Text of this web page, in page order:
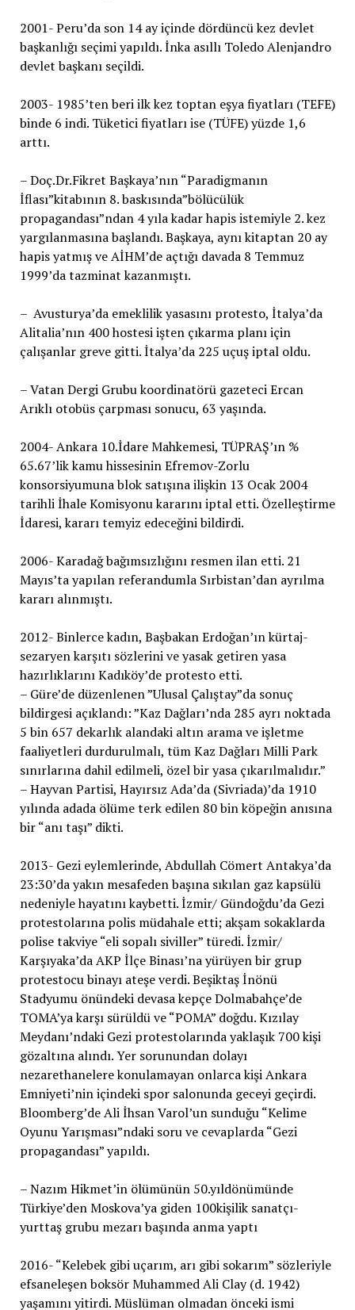
2001- Peru’da son 14 ay içinde dördüncü kez devlet
başkanlığı seçimi yapıldı. İnka asıllı Toledo Alenjandro
devlet başkanı seçildi.
2003- 1985’ten beri ilk kez toptan eşya fiyatları (TEFE)
binde 6 indi. Tüketici fiyatları ise (TÜFE) yüzde 1,6
arttı.
– Doç.Dr.Fikret Başkaya’nın “Paradigmanın
İflası”kitabının 8. baskısında”bölücülük
propagandası”ndan 4 yıla kadar hapis istemiyle 2. kez
yargılanmasına başlandı. Başkaya, aynı kitaptan 20 ay
hapis yatmış ve AİHM’de açtığı davada 8 Temmuz
1999’da tazminat kazanmıştı.
– Avusturya’da emeklilik yasasını protesto, İtalya’da
Alitalia’nın 400 hostesi işten çıkarma planı için
çalışanlar greve gitti. İtalya’da 225 uçuş iptal oldu.
– Vatan Dergi Grubu koordinatörü gazeteci Ercan
Arıklı otobüs çarpması sonucu, 63 yaşında.
2004- Ankara 10.İdare Mahkemesi, TÜPRAŞ’ın %
65.67’lik kamu hissesinin Efremov-Zorlu
konsorsiyumuna blok satışına ilişkin 13 Ocak 2004
tarihli İhale Komisyonu kararını iptal etti. Özelleştirme
İdaresi, kararı temyiz edeceğini bildirdi.
2006- Karadağ bağımsızlığını resmen ilan etti. 21
Mayıs’ta yapılan referandumla Sırbistan’dan ayrılma
kararı alınmıştı.
2012- Binlerce kadın, Başbakan Erdoğan’ın kürtaj-
sezaryen karşıtı sözlerini ve yasak getiren yasa
hazırlıklarını Kadıköy’de protesto etti.
– Güre’de düzenlenen ”Ulusal Çalıştay”da sonuç
bildirgesi açıklandı: ”Kaz Dağları’nda 285 ayrı noktada
5 bin 657 dekarlık alandaki altın arama ve işletme
faaliyetleri durdurulmalı, tüm Kaz Dağları Milli Park
sınırlarına dahil edilmeli, özel bir yasa çıkarılmalıdır.”
– Hayvan Partisi, Hayırsız Ada’da (Sivriada)’da 1910
yılında adada ölüme terk edilen 80 bin köpeğin anısına
bir “anı taşı” dikti.
2013- Gezi eylemlerinde, Abdullah Cömert Antakya’da
23:30’da yakın mesafeden başına sıkılan gaz kapsülü
nedeniyle hayatını kaybetti. İzmir/ Gündoğdu’da Gezi
protestolarına polis müdahale etti; akşam sokaklarda
polise takviye “eli sopalı siviller” türedi. İzmir/
Karşıyaka’da AKP İlçe Binası’na yürüyen bir grup
protestocu binayı ateşe verdi. Beşiktaş İnönü
Stadyumu önündeki devasa kepçe Dolmabahçe’de
TOMA’ya karşı sürüldü ve “POMA” doğdu. Kızılay
Meydanı’ndaki Gezi protestolarında yaklaşık 700 kişi
gözaltına alındı. Yer sorunundan dolayı
nezarethanelere konulamayan onlarca kişi Ankara
Emniyeti’nin içindeki spor salonunda geceyi geçirdi.
Bloomberg’de Ali İhsan Varol’un sunduğu “Kelime
Oyunu Yarışması”ndaki soru ve cevaplarda “Gezi
propagandası” yapıldı.
– Nazım Hikmet’in ölümünün 50.yıldönümünde
Türkiye’den Moskova’ya giden 100kişilik sanatçı-
yurttaş grubu mezarı başında anma yaptı
2016- “Kelebek gibi uçarım, arı gibi sokarım” sözleriyle
efsaneleşen boksör Muhammed Ali Clay (d. 1942)
yaşamını yitirdi. Müslüman olmadan önceki ismi